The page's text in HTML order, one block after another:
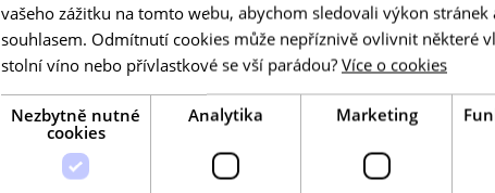
vašeho zážitku na tomto webu, abychom sledovali výkon stránek
souhlasem. Odmítnutí cookies může nepříznivě ovlivnit některé
stolní víno nebo přívlastkové se vší parádou? Více o cookies
Nezbytně nutné
cookies
Analytika Marketing